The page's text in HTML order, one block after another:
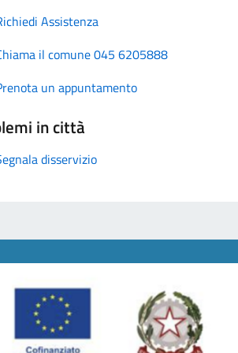
Assistenza
il comune 045 6205888
un appuntamento
in città
disservizio